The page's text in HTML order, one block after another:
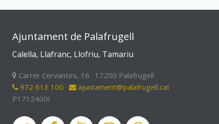
Ajuntament de Palafrugell
Calella, Llafranc, Llofriu, Tamariu
Carrer Cervantes, 16 · 17200 Palafrugell
972 613 100 ·
ajuntament@palafrugell.cat
P1712400I